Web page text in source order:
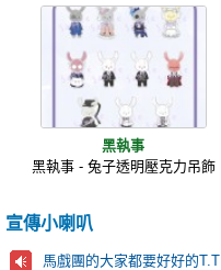
黑執事
黑執事 - 兔子透明壓克力吊飾
宣傳小喇叭
馬戲團的大家都要好好的T.T